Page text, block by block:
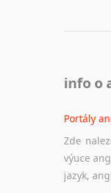
info o
Portály
Zde
výuce